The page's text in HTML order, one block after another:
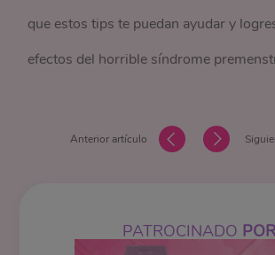
que estos tips te puedan ayudar y
efectos del horrible síndrome
Anterior artículo
PATROCINADO POR